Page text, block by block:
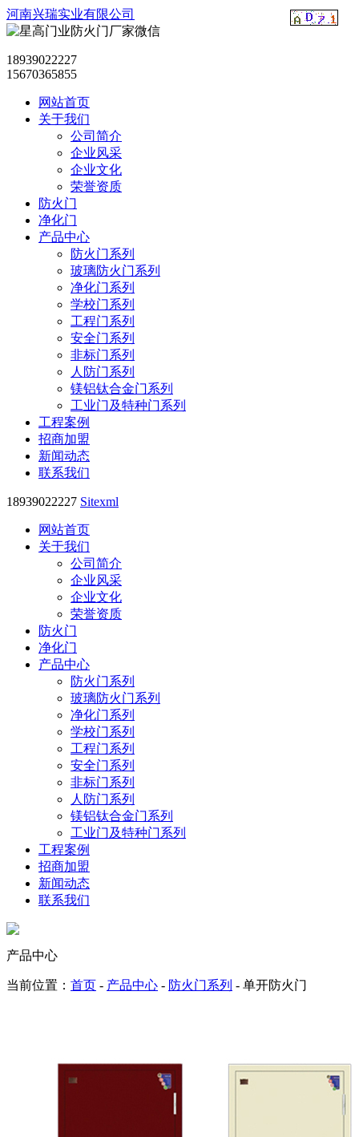
河南兴瑞实业有限公司
18939022227
15670365855
网站首页
关于我们
公司简介
企业风采
企业文化
荣誉资质
防火门
净化门
产品中心
防火门系列
玻璃防火门系列
净化门系列
学校门系列
工程门系列
安全门系列
非标门系列
人防门系列
镁铝钛合金门系列
工业门及特种门系列
工程案例
招商加盟
新闻动态
联系我们
18939022227 Sitexml
网站首页
关于我们
公司简介
企业风采
企业文化
荣誉资质
防火门
净化门
产品中心
防火门系列
玻璃防火门系列
净化门系列
学校门系列
工程门系列
安全门系列
非标门系列
人防门系列
镁铝钛合金门系列
工业门及特种门系列
工程案例
招商加盟
新闻动态
联系我们
产品中心
当前位置： 首页 - 产品中心 - 防火门系列 - 单开防火门